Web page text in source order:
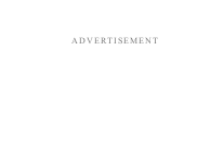
ADVERTISEMENT